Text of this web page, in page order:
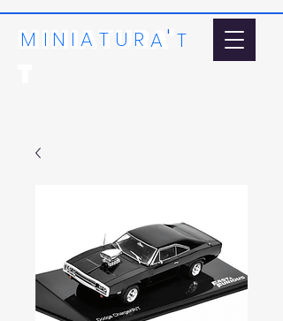
MINIATURA'
MINIAT URA T
'